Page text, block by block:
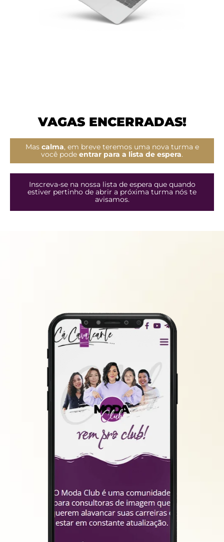
VAGAS ENCERRADAS!
Mas calma, em breve teremos uma nova turma e
você pode entrar para a lista de espera.
Inscreva-se na nossa lista de espera que quando
estiver pertinho de abrir a próxima turma nós te
avisamos.